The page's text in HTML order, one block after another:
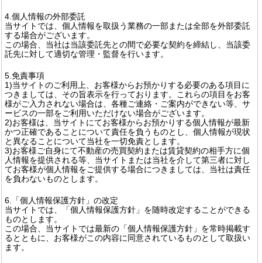
4.個人情報の外部委託
当サイトでは、個人情報を取扱う業務の一部または全部を外部委託
する場合がございます。
この場合、当社は当該委託先との間で必要な契約を締結し、当該委
託先に対して適切な管理・監督を行います。
5.免責事項
1)当サイトのご利用上、お客様からお預かりする必要のある項目に
つきましては、その旨表示を行っております。これらの項目をお客
様がご入力されない場合は、各種ご連絡・ご案内ができない等、サ
ービスの一部をご利用いただけない場合がございます。
2)お客様は、当サイトにてお客様からお預かりする個人情報が最新
かつ正確であることについて責任を負うものとし、個人情報が現状
と異なることについて当社を一切免責とします。
3)お客様ご自身にて不動産の売買契約または賃貸契約の相手方に個
人情報を提供される等、当サイトまたは当社を介して第三者に対し
てお客様が個人情報をご提供する場合につきましては、当社は責任
を負わないものとします。
6.「個人情報保護方針」の改定
当サイトでは、「個人情報保護方針」を随時改定することができる
ものとします。
この場合、当サイトでは最新の「個人情報保護方針」を常時掲載す
るとともに、お客様がこの内容に同意されているものとして取扱い
ます。